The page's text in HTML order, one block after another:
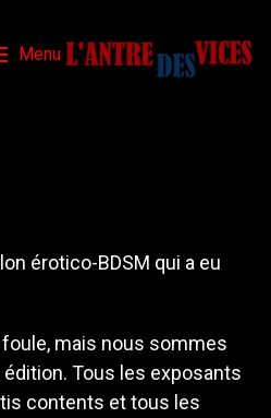
Menu
érotico-BDSM qui a eu
mais nous sommes
Tous les exposants
contents et tous les